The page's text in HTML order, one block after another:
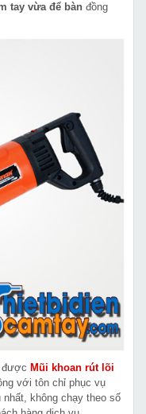
tay vừa để bàn đồng
được Mũi khoan rút lõi
với tôn chỉ phục vụ
nhất, không chạy theo số